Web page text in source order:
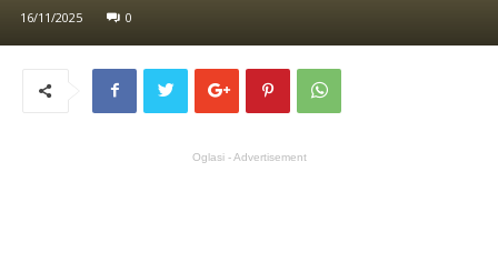
16/11/2025 0
Oglasi - Advertisement